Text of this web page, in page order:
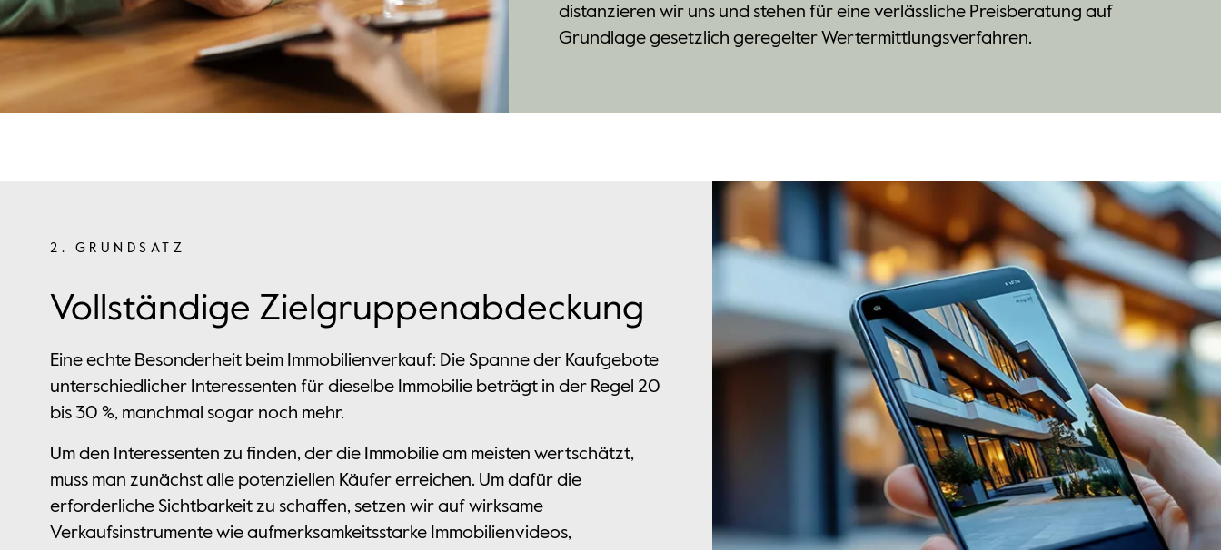
distanzieren wir uns und stehen für eine verlässliche Preisberatung auf
Grundlage gesetzlich geregelter Wertermittlungsverfahren.
2. GRUNDSATZ
Vollständige Zielgruppenabdeckung
Eine echte Besonderheit beim Immobilienverkauf: Die Spanne der Kaufgebote
unterschiedlicher Interessenten für dieselbe Immobilie beträgt in der Regel 20
bis 30 %, manchmal sogar noch mehr.
Um den Interessenten zu finden, der die Immobilie am meisten wertschätzt,
muss man zunächst alle potenziellen Käufer erreichen. Um dafür die
erforderliche Sichtbarkeit zu schaffen, setzen wir auf wirksame
Verkaufsinstrumente wie aufmerksamkeitsstarke Immobilienvideos,